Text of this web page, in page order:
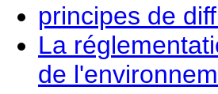
principes de
La
de